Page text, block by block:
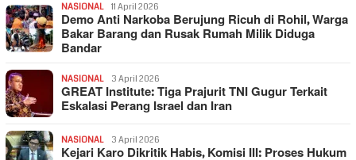
NASIONAL 11 April 2026
Demo Anti Narkoba Berujung Ricuh di Rohil, Warga
Bakar Barang dan Rusak Rumah Milik Diduga
Bandar
NASIONAL 3 April 2026
GREAT Institute: Tiga Prajurit TNI Gugur Terkait
Eskalasi Perang Israel dan Iran
NASIONAL 3 April 2026
Kejari Karo Dikritik Habis, Komisi III: Proses Hukum